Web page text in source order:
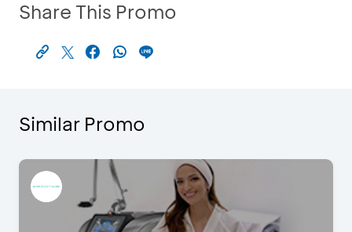
Share This Promo
Similar Promo